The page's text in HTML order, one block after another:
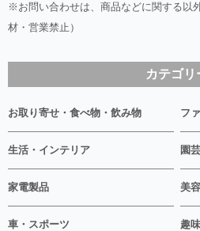
※お問い合わせは、商品などに関する以
材・営業禁止）
カテゴリ
お取り寄せ・食べ物・飲み物 フ
生活・インテリア 園芸
家電製品 美
車・スポーツ 趣